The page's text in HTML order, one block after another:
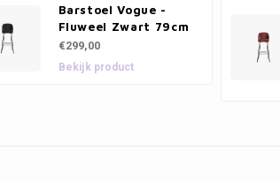
Barstoel Vogue -
Fluweel Zwart 79cm
€299,00
Bekijk product